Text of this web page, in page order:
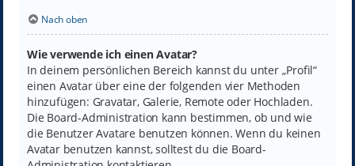
Nach oben
Wie verwende ich einen Avatar?
In deinem persönlichen Bereich kannst du unter „Profil“
einen Avatar über eine der folgenden vier Methoden
hinzufügen: Gravatar, Galerie, Remote oder Hochladen.
Die Board-Administration kann bestimmen, ob und wie
die Benutzer Avatare benutzen können. Wenn du keinen
Avatar benutzen kannst, solltest du die Board-